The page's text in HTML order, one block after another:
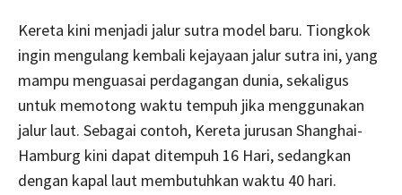
Kereta kini menjadi jalur sutra model baru. Tiongkok
ingin mengulang kembali kejayaan jalur sutra ini, yang
mampu menguasai perdagangan dunia, sekaligus
untuk memotong waktu tempuh jika menggunakan
jalur laut. Sebagai contoh, Kereta jurusan Shanghai-
Hamburg kini dapat ditempuh 16 Hari, sedangkan
dengan kapal laut membutuhkan waktu 40 hari.